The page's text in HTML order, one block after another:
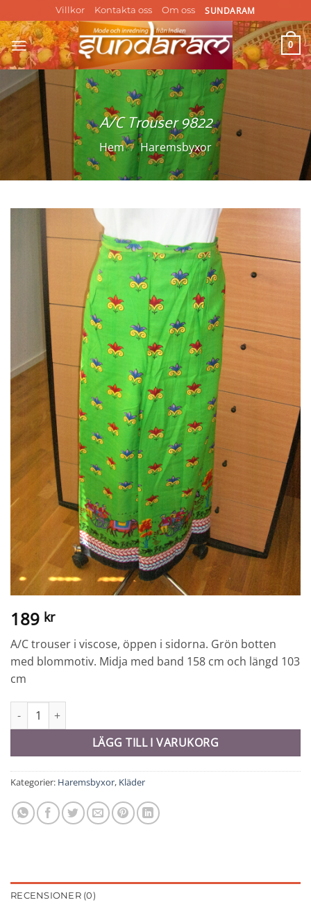
to
content
Villkor Kontakta oss Om oss SUNDARAM
0
A/C Trouser 9822
Hem / Haremsbyxor
189 kr
A/C trouser i viscose, öppen i sidorna. Grön botten
med blommotiv. Midja med band 158 cm och längd 103
cm
A/C Trouser 9822 mängd
LÄGG TILL I VARUKORG
Kategorier: Haremsbyxor, Kläder
RECENSIONER (0)